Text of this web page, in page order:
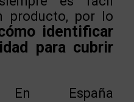
producto, por lo
identificar
para cubrir
España